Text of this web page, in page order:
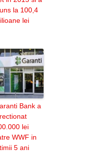
la 100,4
lei
Bank a
lei
WWF in
5 ani